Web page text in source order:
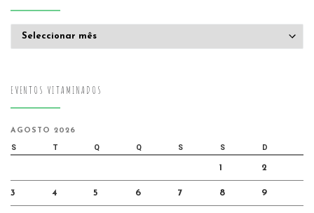
EVENTOS VITAMINADOS
AGOSTO 2026
S T Q Q S S D
1 2
3 4 5 6 7 8 9